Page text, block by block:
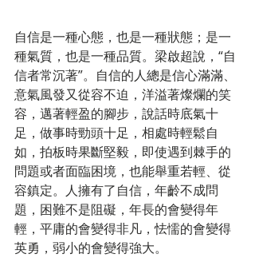
自信是一種心態，也是一種狀態；是一
種氣質，也是一種品質。梁啟超說，“自
信者常沉著”。自信的人總是信心滿滿、
意氣風發又從容不迫，洋溢著燦爛的笑
容，邁著輕盈的腳步，說話時底氣十
足，做事時勁頭十足，相處時輕鬆自
如，拍板時果斷堅毅，即使遇到棘手的
問題或者面臨困境，也能舉重若輕、從
容鎮定。人擁有了自信，年齡不成問
題，困難不是阻礙，年長的會變得年
輕，平庸的會變得非凡，怯懦的會變得
英勇，弱小的會變得強大。